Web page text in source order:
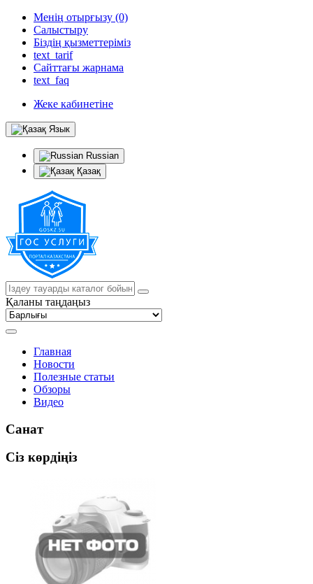
Менің отырғызу (0)
Салыстыру
Біздің қызметтеріміз
text_tarif
Сайттағы жарнама
text_faq
Жеке кабинетіне
Язык
Russian
Қазақ
Қаланы таңдаңыз
Главная
Новости
Полезные статьи
Обзоры
Видео
Санат
Сіз көрдіңіз